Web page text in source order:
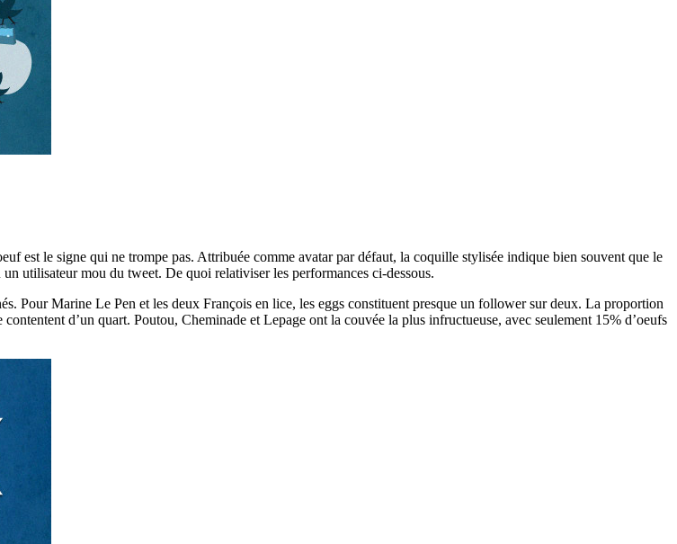
est le signe qui ne trompe pas. Attribuée comme avatar par défaut, la coquille stylisée indique bien souvent que le
utilisateur mou du tweet. De quoi relativiser les performances ci-dessous.
Pour Marine Le Pen et les deux François en lice, les eggs constituent presque un follower sur deux. La proportion
d’un quart. Poutou, Cheminade et Lepage ont la couvée la plus infructueuse, avec seulement 15% d’oeufs